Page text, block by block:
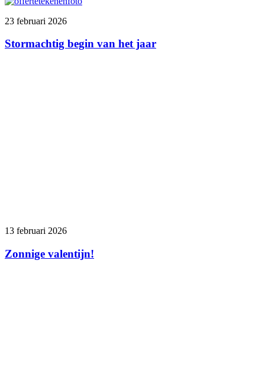
23 februari 2026
Stormachtig begin van het jaar
13 februari 2026
Zonnige valentijn!